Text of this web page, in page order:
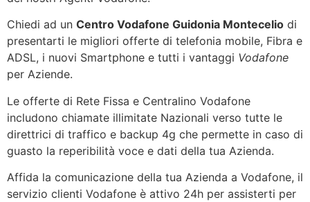
Chiedi ad un Centro Vodafone Guidonia Montecelio di
presentarti le migliori offerte di telefonia mobile, Fibra e
ADSL, i nuovi Smartphone e tutti i vantaggi Vodafone
per Aziende.
Le offerte di Rete Fissa e Centralino Vodafone
includono chiamate illimitate Nazionali verso tutte le
direttrici di traffico e backup 4g che permette in caso di
guasto la reperibilità voce e dati della tua Azienda.
Affida la comunicazione della tua Azienda a Vodafone, il
servizio clienti Vodafone è attivo 24h per assisterti per